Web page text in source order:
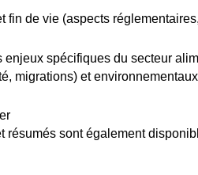
fin de vie (aspects réglementaires,
spécifiques du secteur
migrations) et environnementaux
résumés sont également